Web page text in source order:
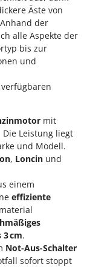
Äste von
der
alle Aspekte der
bis zur
und
mit
Die Leistung liegt
und Modell.
, Loncin und
einem
effiziente
3 cm.
Not-Aus-Schalter
sofort stoppt